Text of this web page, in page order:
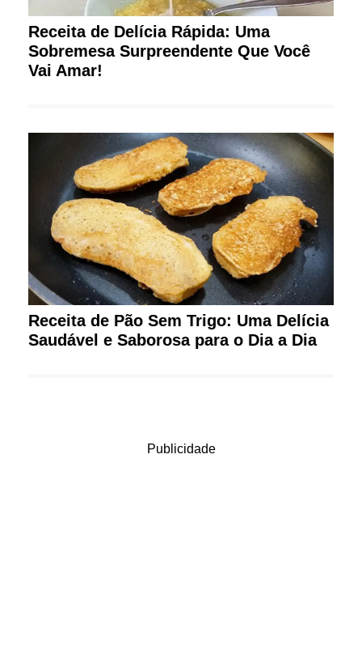
Receita de Delícia Rápida: Uma
Sobremesa Surpreendente Que Você
Vai Amar!
Receita de Pão Sem Trigo: Uma Delícia
Saudável e Saborosa para o Dia a Dia
Publicidade